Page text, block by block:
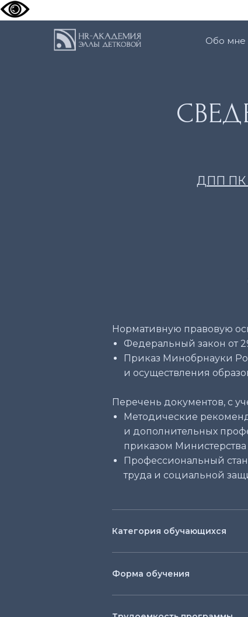
Обо мне
ДПП ПК
Нормативную правовую
Федеральный закон от
Приказ Минобрнауки
и осуществления
Перечень документов, с
Методические
и дополнительных
приказом
Профессиональный
труда и социальной
Категория обучающихся
Форма обучения